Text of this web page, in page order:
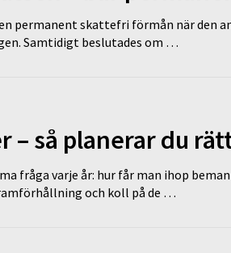
permanent skattefri förmån när den
Samtidigt beslutades om …
– så planerar du
fråga varje år: hur får man ihop
och koll på de …